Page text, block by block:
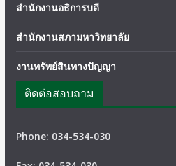
สำนักงานอธิการบดี
สำนักงานสภามหาวิทยาลัย
งานทรัพย์สินทางปัญญา
ติดต่อสอบถาม
Phone: 034-534-030